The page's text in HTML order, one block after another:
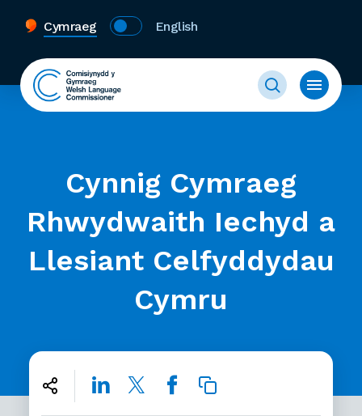
Cymraeg English
Cynnig Cymraeg
Rhwydwaith Iechyd a
Llesiant Celfyddydau
Cymru